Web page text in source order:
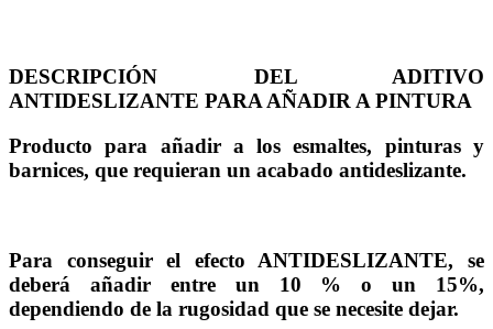
DESCRIPCIÓN DEL ADITIVO
ANTIDESLIZANTE PARA AÑADIR A PINTURA
Producto para añadir a los esmaltes, pinturas y
barnices, que requieran un acabado antideslizante.
Para conseguir el efecto ANTIDESLIZANTE, se
deberá añadir entre un 10 % o un 15%,
dependiendo de la rugosidad que se necesite dejar.